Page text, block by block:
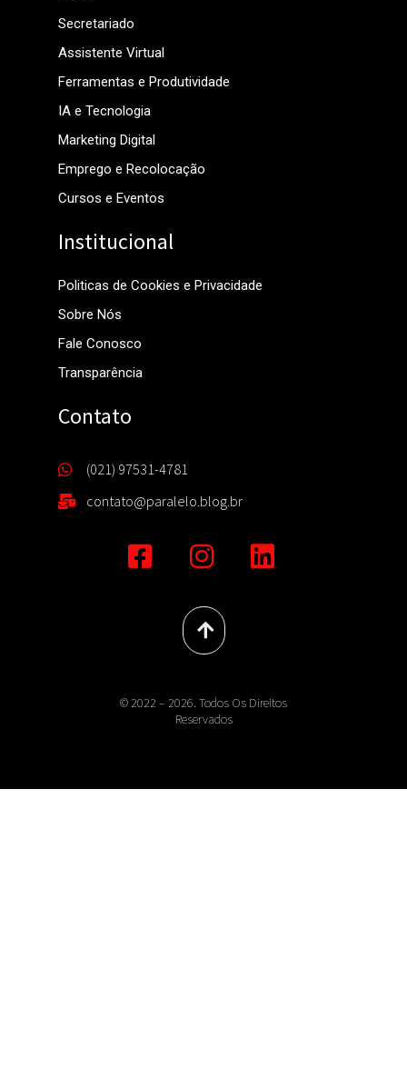
Secretariado
Assistente Virtual
Ferramentas e Produtividade
IA e Tecnologia
Marketing Digital
Emprego e Recolocação
Cursos e Eventos
Institucional
Politicas de Cookies e Privacidade
Sobre Nós
Fale Conosco
Transparência
Contato
(021) 97531-4781
contato@paralelo.blog.br
© 2022 – 2026. Todos Os Direitos
Reservados